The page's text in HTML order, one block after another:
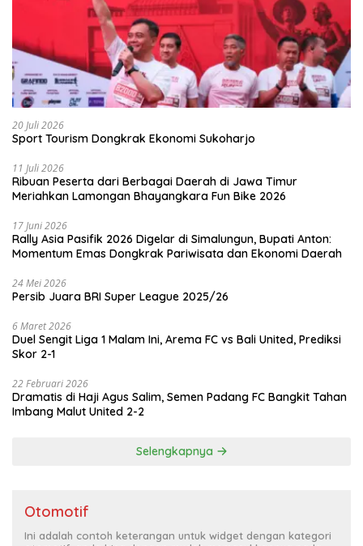
20 Juli 2026
Sport Tourism Dongkrak Ekonomi Sukoharjo
11 Juli 2026
Ribuan Peserta dari Berbagai Daerah di Jawa Timur
Meriahkan Lamongan Bhayangkara Fun Bike 2026
17 Juni 2026
Rally Asia Pasifik 2026 Digelar di Simalungun, Bupati Anton:
Momentum Emas Dongkrak Pariwisata dan Ekonomi Daerah
24 Mei 2026
Persib Juara BRI Super League 2025/26
6 Maret 2026
Duel Sengit Liga 1 Malam Ini, Arema FC vs Bali United, Prediksi
Skor 2-1
22 Februari 2026
Dramatis di Haji Agus Salim, Semen Padang FC Bangkit Tahan
Imbang Malut United 2-2
Selengkapnya
Otomotif
Ini adalah contoh keterangan untuk widget dengan kategori